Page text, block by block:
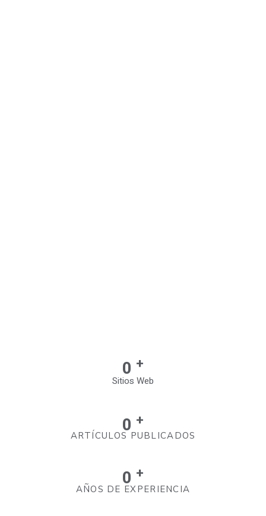
0 +
Sitios Web
0 +
ARTÍCULOS PUBLICADOS
0 +
AÑOS DE EXPERIENCIA